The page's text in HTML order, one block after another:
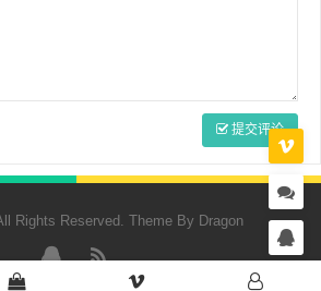
提交评论
Rights Reserved. Theme By Dragon